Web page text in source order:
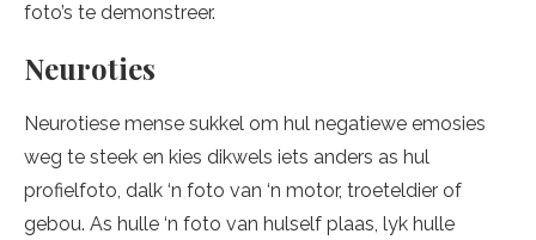
foto’s te demonstreer.
Neuroties
Neurotiese mense sukkel om hul negatiewe emosies
weg te steek en kies dikwels iets anders as hul
profielfoto, dalk ‘n foto van ‘n motor, troeteldier of
gebou. As hulle ‘n foto van hulself plaas, lyk hulle